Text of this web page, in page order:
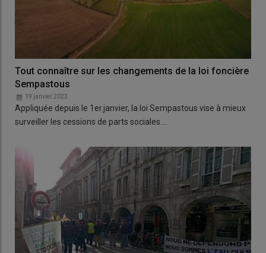
Tout connaître sur les changements de la loi foncière
Sempastous
19 janvier 2023
Appliquée depuis le 1er janvier, la loi Sempastous vise à mieux
surveiller les cessions de parts sociales.…